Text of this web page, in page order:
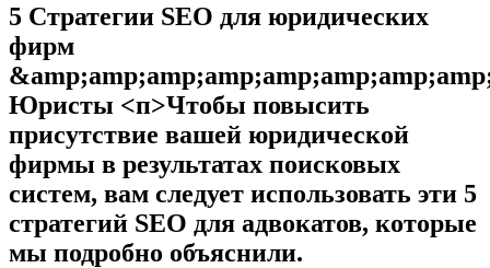
5 Стратегии SEO для юридических
фирм
Юристы <п>Чтобы повысить
присутствие вашей юридической
фирмы в результатах поисковых
систем, вам следует использовать эти 5
стратегий SEO для адвокатов, которые
мы подробно объяснили.